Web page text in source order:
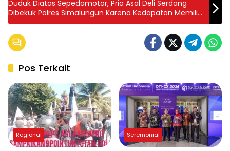
Duduk Diatas Sepedamotor, Pria Asal Deli Serdang
Dibekuk Polres Simalungun Karena Kedapatan Memiliki
Narkoba
Pos Terkait
Regional Seremonial